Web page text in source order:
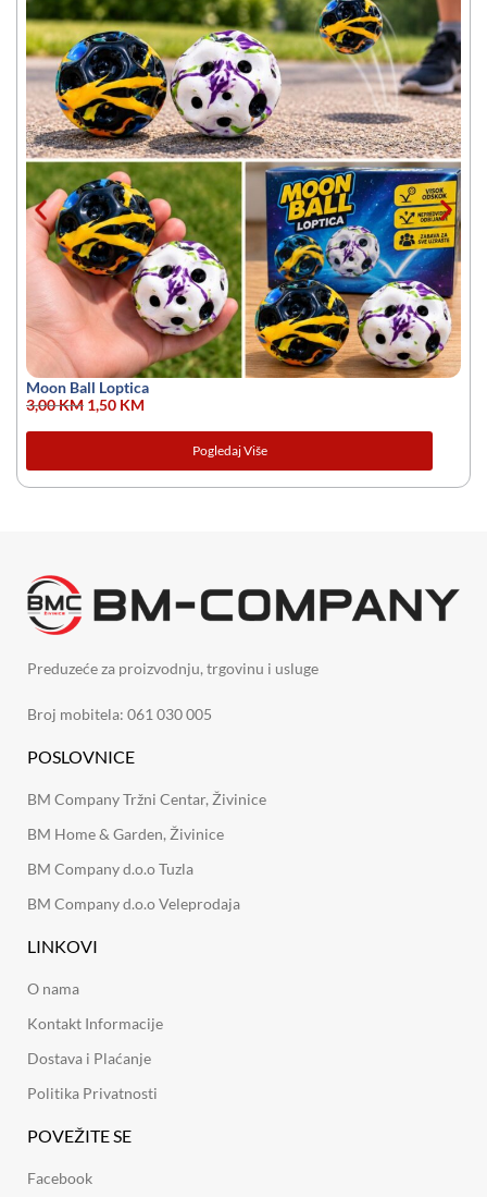
Moon Ball Loptica
3,00KM 1,50 KM
Pogledaj Više
Preduzeće za proizvodnju, trgovinu i usluge
Broj mobitela: 061 030 005
POSLOVNICE
BM Company Tržni Centar, Živinice
BM Home & Garden, Živinice
BM Company d.o.o Tuzla
BM Company d.o.o Veleprodaja
LINKOVI
O nama
Kontakt Informacije
Dostava i Plaćanje
Politika Privatnosti
POVEŽITE SE
Facebook